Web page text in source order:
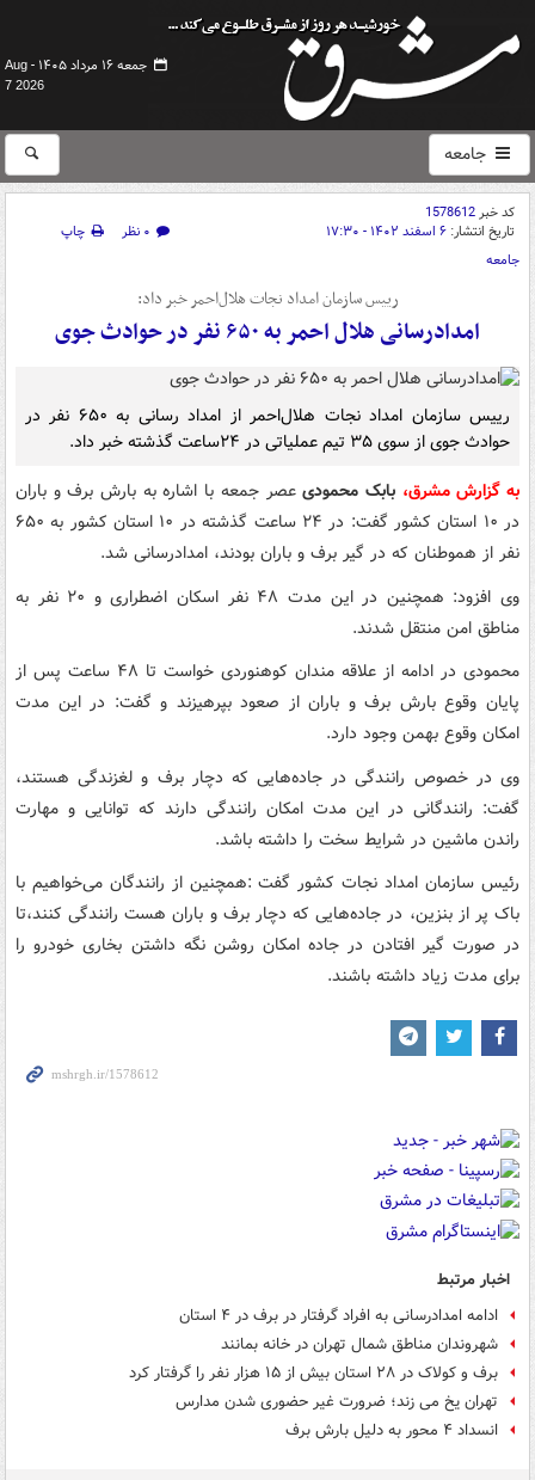
جمعه ۱۶ مرداد ۱۴۰۵ -
Aug
7 2026
جامعه
کد خبر1578612
تاریخ انتشار: ۶ اسفند ۱۴۰۲ - ۱۷:۳۰ ۰ نظر
چاپ
جامعه
رییس سازمان امداد نجات هلال‌احمر خبر داد:
امدادرسانی هلال احمر به ۶۵۰ نفر در حوادث جوی
رییس سازمان امداد نجات هلال‌احمر از امداد رسانی به ۶۵۰ نفر در
حوادث جوی از سوی ۳۵ تیم عملیاتی در ۲۴ساعت گذشته خبر داد.
به گزارش مشرق، بابک محمودیعصر جمعه با اشاره به بارش برف و باران
در ۱۰ استان کشور گفت: در ۲۴ ساعت گذشته در ۱۰ استان کشور به ۶۵۰
نفر از هموطنان که در گیر برف و باران بودند، امدادرسانی شد.
وی افزود: همچنین در این مدت ۴۸ نفر اسکان اضطراری و ۲۰ نفر به
مناطق امن منتقل شدند.
محمودی در ادامه از علاقه مندان کوهنوردی خواست تا ۴۸ ساعت پس از
پایان وقوع بارش برف و باران از صعود بپرهیزند و گفت: در این مدت
امکان وقوع بهمن وجود دارد.
وی در خصوص رانندگی در جاده‌هایی که دچار برف و لغزندگی هستند،
گفت: رانندگانی در این مدت امکان رانندگی دارند که توانایی و مهارت
راندن ماشین در شرایط سخت را داشته باشد.
رئیس سازمان امداد نجات کشور گفت :همچنین از رانندگان می‌خواهیم با
باک پر از بنزین، در جاده‌هایی که دچار برف و باران هست رانندگی کنند،تا
در صورت گیر افتادن در جاده امکان روشن نگه داشتن بخاری خودرو را
برای مدت زیاد داشته باشند.
اخبار مرتبط
ادامه امدادرسانی به افراد گرفتار در برف در ۴ استان
شهروندان مناطق شمال تهران در خانه بمانند
برف و کولاک در ۲۸ استان بیش از ۱۵ هزار نفر را گرفتار کرد
تهران یخ می زند؛ ضرورت غیر حضوری شدن مدارس
انسداد ۴ محور به دلیل بارش برف